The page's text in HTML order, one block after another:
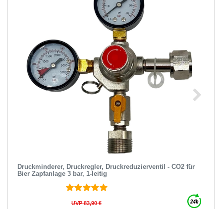
Druckminderer, Druckregler, Druckreduzierventil - CO2 für
Bier Zapfanlage 3 bar, 1-leitig
UVP 83,90 €